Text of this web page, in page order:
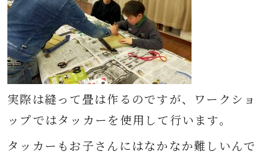
実際は縫って畳は作るのですが、ワークショ
ップではタッカーを使用して行います。
タッカーもお子さんにはなかなか難しいんで